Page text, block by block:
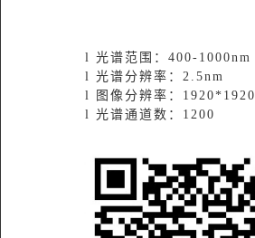
l 光谱范围：400-1000nm
l 光谱分辨率：2.5nm
l 图像分辨率：1920*1920
l 光谱通道数：1200